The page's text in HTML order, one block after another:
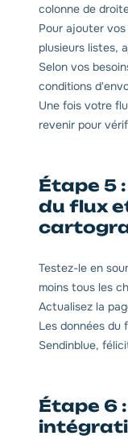
colonne de
Pour ajouter
plusieurs listes,
Selon vos
conditions
Une fois votre
revenir pour
Étape 5
du flux
Testez-le en
moins tous les
Actualisez la
Les données du
Sendinblue,
Étape 6